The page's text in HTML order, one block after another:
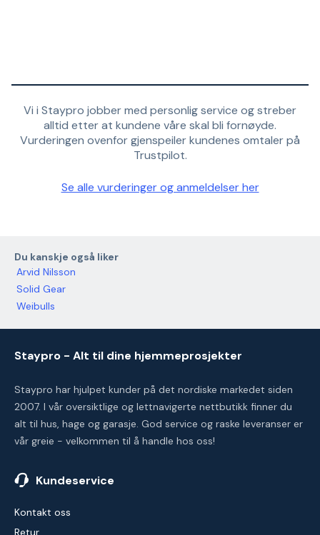
Vi i Staypro jobber med personlig service og streber
alltid etter at kundene våre skal bli fornøyde.
Vurderingen ovenfor gjenspeiler kundenes omtaler på
Trustpilot.
Se alle vurderinger og anmeldelser her
Du kanskje også liker
Arvid Nilsson
Solid Gear
Weibulls
Staypro - Alt til dine hjemmeprosjekter
Staypro har hjulpet kunder på det nordiske markedet siden
2007. I vår oversiktlige og lettnavigerte nettbutikk finner du
alt til hus, hage og garasje. God service og raske leveranser er
vår greie - velkommen til å handle hos oss!
Kundeservice
Kontakt oss
Retur